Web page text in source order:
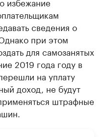
сведения о
при этом
для самозанятых
2019 года году в
на уплату
доход, не будут
штрафные